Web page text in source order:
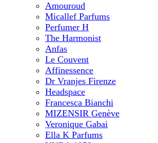
Amouroud
Micallef Parfums
Perfumer H
The Harmonist
Anfas
Le Couvent
Affinessence
Dr Vranjes Firenze
Headspace
Francesca Bianchi
MIZENSIR Genève
Veronique Gabai
Ella K Parfums